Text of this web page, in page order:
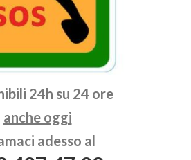
24h su 24 ore
anche oggi
adesso al